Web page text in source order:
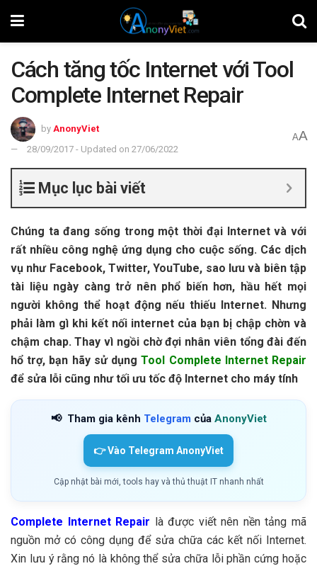
Cách tăng tốc Internet với Tool
Complete Internet Repair
by AnonyViet
28/09/2017 - Updated on 27/06/2022
AA
Mục lục bài viết
Chúng ta đang sống trong một thời đại Internet và với
rất nhiều công nghệ ứng dụng cho cuộc sống. Các dịch
vụ như Facebook, Twitter, YouTube, sao lưu và biên tập
tài liệu ngày càng trở nên phổ biến hơn, hầu hết mọi
người không thể hoạt động nếu thiếu Internet. Nhưng
phải làm gì khi kết nối internet của bạn bị chập chờn và
chậm chap. Thay vì ngồi chờ đợi nhân viên tổng đài đến
hổ trợ, bạn hãy sử dụngTool Complete Internet Repair
để sửa lỗi cũng như tối ưu tốc độ Internet cho máy tính
📢 Tham gia kênh Telegram của AnonyViet
👉 Vào Telegram AnonyViet
Cập nhật bài mới, tools hay và thủ thuật IT nhanh nhất
Complete Internet Repair là được viết nên nền tảng mã
nguồn mở có công dụng để sửa chữa các kết nối Internet.
Xin lưu ý rằng nó là không thể sửa chữa lỗi phần cứng hoặc